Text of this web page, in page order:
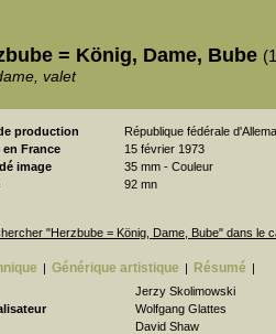
= König, Dame, Bube
valet
production
République fédérale
en France
15 février 1973
image
35 mm - Couleur
92 mn
"Herzbube = König, Dame, Bube" dans le
| Générique artistique | Résumé |
Jerzy Skolimowski
Wolfgang Glattes
David Shaw